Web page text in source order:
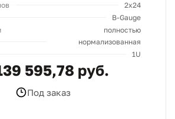
2x24
B-Gauge
полностью
нормализованная
1U
595,78 руб.
Под заказ